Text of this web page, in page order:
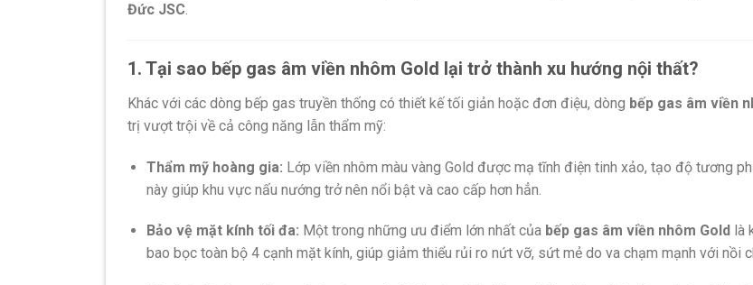
Đức JSC.
1. Tại sao bếp gas âm viền nhôm Gold lại trở thành xu hướng nội thất?
Khác với các dòng bếp gas truyền thống có thiết kế tối giản hoặc đơn điệu, dòng bếp gas âm viền
trị vượt trội về cả công năng lẫn thẩm mỹ:
Thẩm mỹ hoàng gia: Lớp viền nhôm màu vàng Gold được mạ tĩnh điện tinh xảo, tạo độ tương
này giúp khu vực nấu nướng trở nên nổi bật và cao cấp hơn hẳn.
Bảo vệ mặt kính tối đa: Một trong những ưu điểm lớn nhất của bếp gas âm viền nhôm Gold là
bao bọc toàn bộ 4 cạnh mặt kính, giúp giảm thiểu rủi ro nứt vỡ, sứt mẻ do va chạm mạnh với nồi